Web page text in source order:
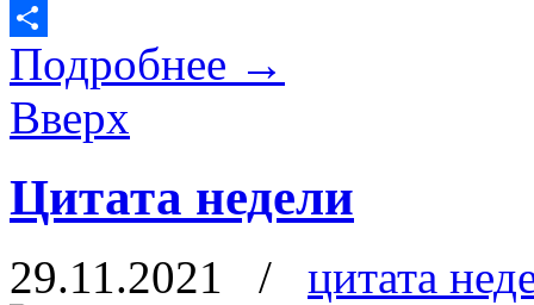
Twitter
Отправить
Подробнее →
Вверх
Цитата недели
29.11.2021 / цитата